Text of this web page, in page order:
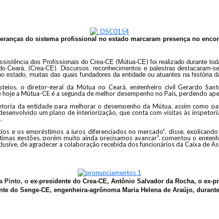
do sistema profissional no estado marcaram presença no
dos Profissionais do Crea-CE (Mútua-CE) foi realizado durante
Ceará, (Crea-CE). Discursos, reconhecimentos e palestras
estado, muitas das quais fundadores da entidade ou atuantes na história
o diretor-geral da Mútua no Ceará, engenheiro civil Gerardo
a Mútua-CE é a segunda de melhor desempenho no País, perdendo
da entidade para melhorar o desempenho da Mútua, assim como
um plano de interiorização, que conta com visitas às
e os empréstimos a juros diferenciados no mercado”, disse,
gestões, porém muito ainda precisamos avançar”, comentou o
de agradecer a colaboração recebida dos funcionários da Caixa de
Pinto, o ex-presidente do Crea-CE, Antônio Salvador da Rocha, o ex-
do Senge-CE, engenheira-agrônoma Maria Helena de Araújo,